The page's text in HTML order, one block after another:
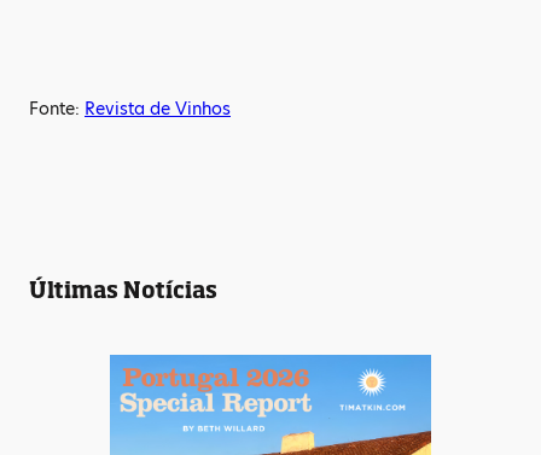
Fonte: Revista de Vinhos
Últimas Notícias